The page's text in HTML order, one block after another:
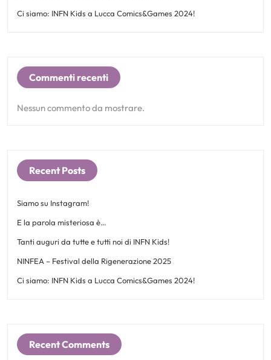
Ci siamo: INFN Kids a Lucca Comics&Games 2024!
Commenti recenti
Nessun commento da mostrare.
Recent Posts
Siamo su Instagram!
E la parola misteriosa è…
Tanti auguri da tutte e tutti noi di INFN Kids!
NINFEA – Festival della Rigenerazione 2025
Ci siamo: INFN Kids a Lucca Comics&Games 2024!
Recent Comments